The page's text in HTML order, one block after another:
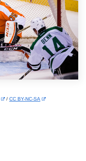
/ CC BY-NC-SA